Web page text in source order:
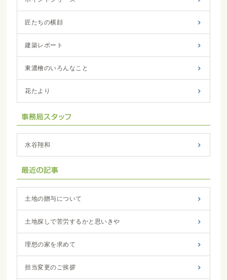
匠たちの横顔
建築レポート
東濃檜のいろんなこと
花たより
水谷翔和
土地の贈与について
土地探しで苦労するかと思いきや
理想の家を求めて
担当変更のご挨拶